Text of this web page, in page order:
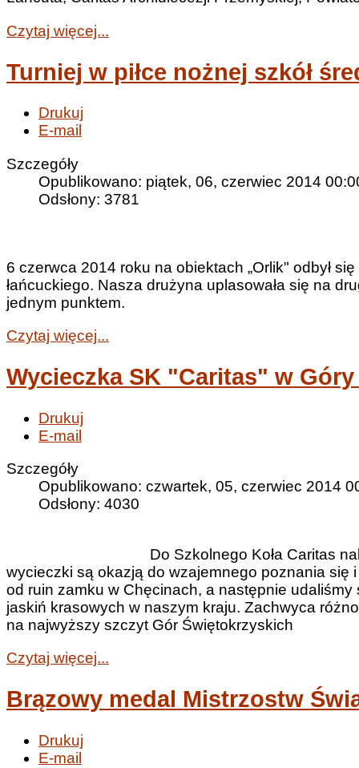
Czytaj więcej...
Turniej w piłce nożnej szkół
Drukuj
E-mail
Szczegóły
Opublikowano: piątek, 06, czerwiec 2014
Odsłony: 3781
6 czerwca 2014 roku na obiektach „Orlik" odbył
łańcuckiego. Nasza drużyna uplasowała się na
jednym punktem.
Czytaj więcej...
Wycieczka SK "Caritas" w
Drukuj
E-mail
Szczegóły
Opublikowano: czwartek, 05, czerwiec 2014
Odsłony: 4030
Do Szkolnego Koła Caritas
wycieczki są okazją do wzajemnego poznania się
od ruin zamku w Chęcinach, a następnie
jaskiń krasowych w naszym kraju. Zachwyca
na najwyższy szczyt Gór Świętokrzyskich
Czytaj więcej...
Brązowy medal Mistrzostw
Drukuj
E-mail